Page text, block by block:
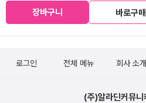
장바구니 바로구매
로그인 전체 메뉴 회사 소개
(주)알라딘커뮤니